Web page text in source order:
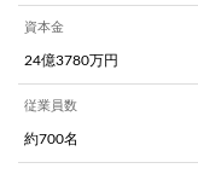
資本金
24億3780万円
従業員数
約700名